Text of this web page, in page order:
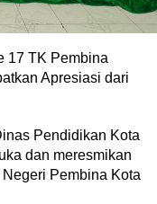
17 TK Pembina
Apresiasi dari
Pendidikan Kota
dan meresmikan
Pembina Kota